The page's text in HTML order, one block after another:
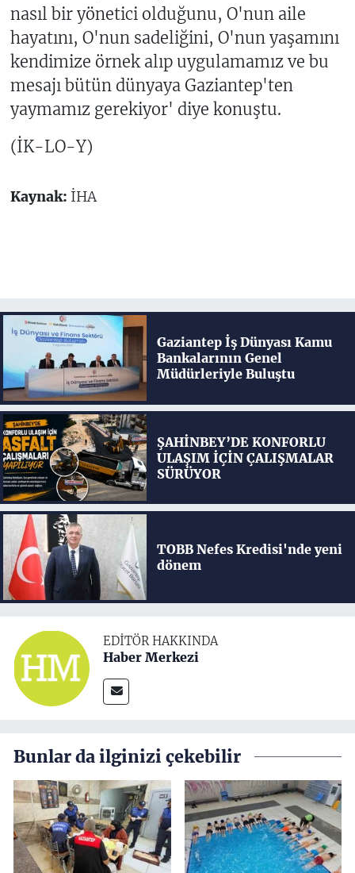
nasıl bir yönetici olduğunu, O'nun aile
hayatını, O'nun sadeliğini, O'nun yaşamını
kendimize örnek alıp uygulamamız ve bu
mesajı bütün dünyaya Gaziantep'ten
yaymamız gerekiyor' diye konuştu.
(İK-LO-Y)
Kaynak: İHA
Gaziantep İş Dünyası Kamu
Bankalarının Genel
Müdürleriyle Buluştu
ŞAHİNBEY’DE KONFORLU
ULAŞIM İÇİN ÇALIŞMALAR
SÜRÜYOR
TOBB Nefes Kredisi'nde yeni
dönem
EDITÖR HAKKINDA
Haber Merkezi
Bunlar da ilginizi çekebilir